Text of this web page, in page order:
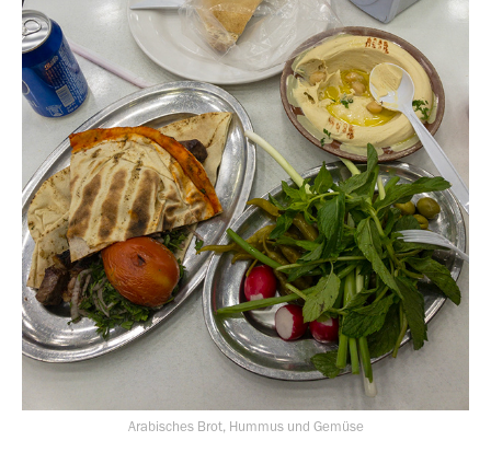
Arabisches Brot, Hummus und Gemüse